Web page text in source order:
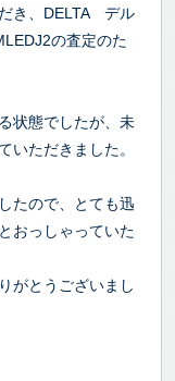
き、DELTA デル
の査定のた
状態でしたが、未
いただきました。
たので、とても迅
おっしゃっていた
がとうございまし